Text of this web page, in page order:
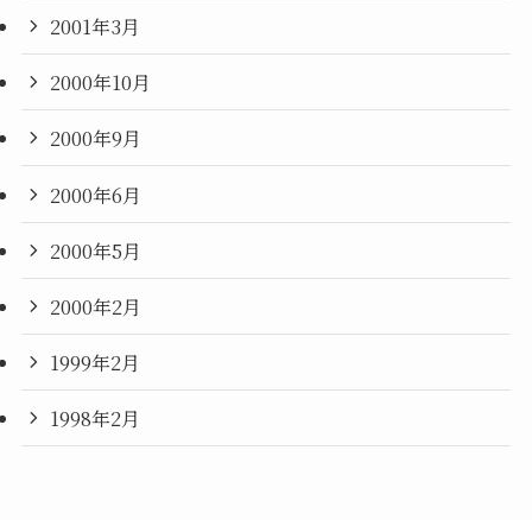
2001年3月
2000年10月
2000年9月
2000年6月
2000年5月
2000年2月
1999年2月
1998年2月